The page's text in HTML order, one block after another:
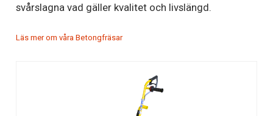
svårslagna vad gäller kvalitet och livslängd.
Läs mer om våra Betongfräsar